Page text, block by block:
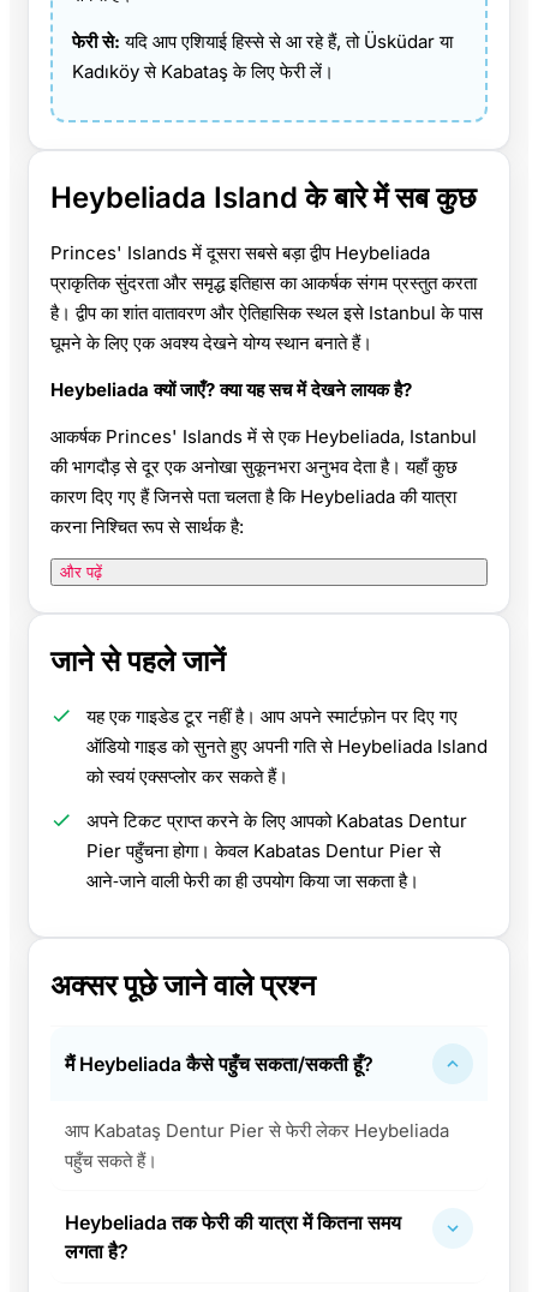
फेरी से: यदि आप एशियाई हिस्से से आ रहे हैं, तो Üsküdar या
Kadıköy से Kabataş के लिए फेरी लें।
Heybeliada Island के बारे में सब कुछ
Princes' Islands में दूसरा सबसे बड़ा द्वीप Heybeliada
प्राकृतिक सुंदरता और समृद्ध इतिहास का आकर्षक संगम प्रस्तुत करता
है। द्वीप का शांत वातावरण और ऐतिहासिक स्थल इसे Istanbul के पास
घूमने के लिए एक अवश्य देखने योग्य स्थान बनाते हैं।
Heybeliada क्यों जाएँ? क्या यह सच में देखने लायक है?
आकर्षक Princes' Islands में से एक Heybeliada, Istanbul
की भागदौड़ से दूर एक अनोखा सुकूनभरा अनुभव देता है। यहाँ कुछ
कारण दिए गए हैं जिनसे पता चलता है कि Heybeliada की यात्रा
करना निश्चित रूप से सार्थक है:
और पढ़ें
जाने से पहले जानें
यह एक गाइडेड टूर नहीं है। आप अपने स्मार्टफ़ोन पर दिए गए
ऑडियो गाइड को सुनते हुए अपनी गति से Heybeliada Island
को स्वयं एक्सप्लोर कर सकते हैं।
अपने टिकट प्राप्त करने के लिए आपको Kabatas Dentur
Pier पहुँचना होगा। केवल Kabatas Dentur Pier से
आने‑जाने वाली फेरी का ही उपयोग किया जा सकता है।
अक्सर पूछे जाने वाले प्रश्न
मैं Heybeliada कैसे पहुँच सकता/सकती हूँ?
आप Kabataş Dentur Pier से फेरी लेकर Heybeliada
पहुँच सकते हैं।
Heybeliada तक फेरी की यात्रा में कितना समय
लगता है?